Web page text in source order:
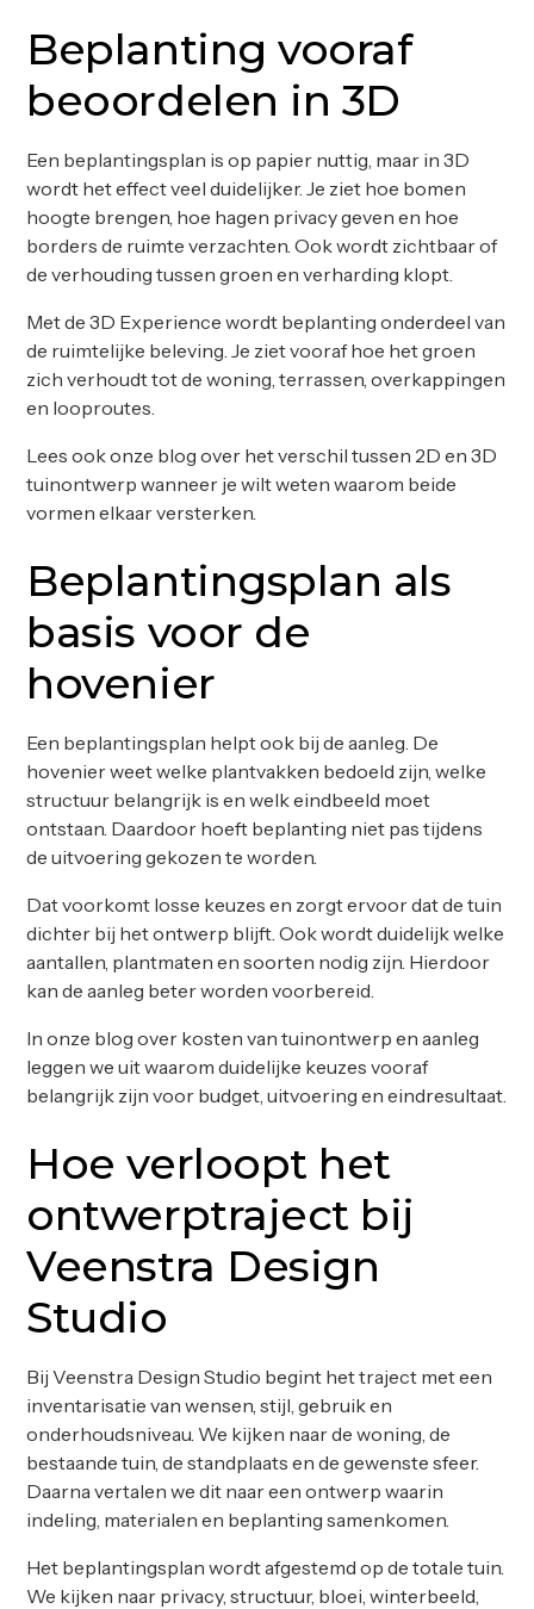
Beplanting vooraf
beoordelen in 3D
Een beplantingsplan is op papier nuttig, maar in 3D
wordt het effect veel duidelijker. Je ziet hoe bomen
hoogte brengen, hoe hagen privacy geven en hoe
borders de ruimte verzachten. Ook wordt zichtbaar of
de verhouding tussen groen en verharding klopt.
Met de3D Experience wordt beplanting onderdeel van
de ruimtelijke beleving. Je ziet vooraf hoe het groen
zich verhoudt tot de woning, terrassen, overkappingen
en looproutes.
Lees ook onze blog over hetverschil tussen 2D en 3D
tuinontwerp wanneer je wilt weten waarom beide
vormen elkaar versterken.
Beplantingsplan als
basis voor de
hovenier
Een beplantingsplan helpt ook bij de aanleg. De
hovenier weet welke plantvakken bedoeld zijn, welke
structuur belangrijk is en welk eindbeeld moet
ontstaan. Daardoor hoeft beplanting niet pas tijdens
de uitvoering gekozen te worden.
Dat voorkomt losse keuzes en zorgt ervoor dat de tuin
dichter bij het ontwerp blijft. Ook wordt duidelijk welke
aantallen, plantmaten en soorten nodig zijn. Hierdoor
kan de aanleg beter worden voorbereid.
In onze blog over kosten van tuinontwerp en aanleg
leggen we uit waarom duidelijke keuzes vooraf
belangrijk zijn voor budget, uitvoering en eindresultaat.
Hoe verloopt het
ontwerptraject bij
Veenstra Design
Studio
Bij Veenstra Design Studio begint het traject met een
inventarisatie van wensen, stijl, gebruik en
onderhoudsniveau. We kijken naar de woning, de
bestaande tuin, de standplaats en de gewenste sfeer.
Daarna vertalen we dit naar een ontwerp waarin
indeling, materialen en beplanting samenkomen.
Het beplantingsplan wordt afgestemd op de totale tuin.
We kijken naar privacy, structuur, bloei, winterbeeld,